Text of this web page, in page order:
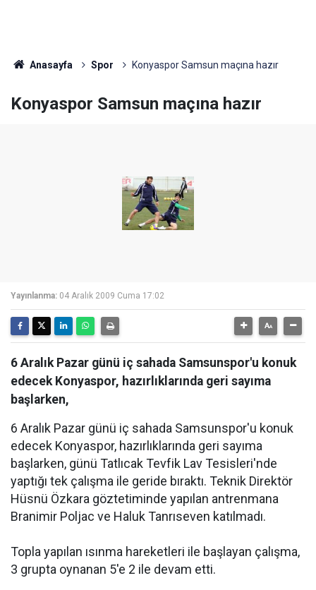
Anasayfa Spor Konyaspor Samsun maçına hazır
Konyaspor Samsun maçına hazır
Yayınlanma: 04 Aralık 2009 Cuma 17:02
6 Aralık Pazar günü iç sahada Samsunspor'u konuk
edecek Konyaspor, hazırlıklarında geri sayıma
başlarken,
6 Aralık Pazar günü iç sahada Samsunspor'u konuk
edecek Konyaspor, hazırlıklarında geri sayıma
başlarken, günü Tatlıcak Tevfik Lav Tesisleri'nde
yaptığı tek çalışma ile geride bıraktı. Teknik Direktör
Hüsnü Özkara göztetiminde yapılan antrenmana
Branimir Poljac ve Haluk Tanrıseven katılmadı.
Topla yapılan ısınma hareketleri ile başlayan çalışma,
3 grupta oynanan 5'e 2 ile devam etti.